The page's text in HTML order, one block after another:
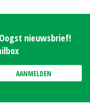
nieuwsbrief!
AANMELDEN